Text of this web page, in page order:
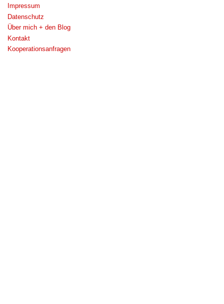
Impressum
Datenschutz
Über mich + den Blog
Kontakt
Kooperationsanfragen